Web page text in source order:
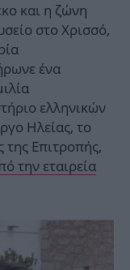
και η ζώνη
στο Χρισσό,
ένα
ελληνικών
Ηλείας, το
Επιτροπής,
την εταιρεία